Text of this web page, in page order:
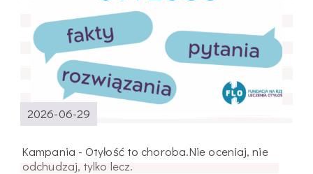
2026-06-29
Kampania - Otyłość to choroba.Nie oceniaj, nie
odchudzaj, tylko lecz.